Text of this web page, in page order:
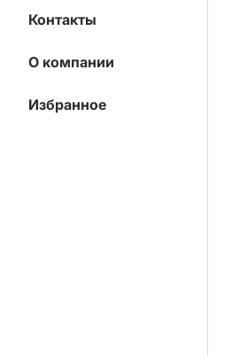
Контакты
О компании
Избранное